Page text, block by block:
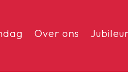
Over ons